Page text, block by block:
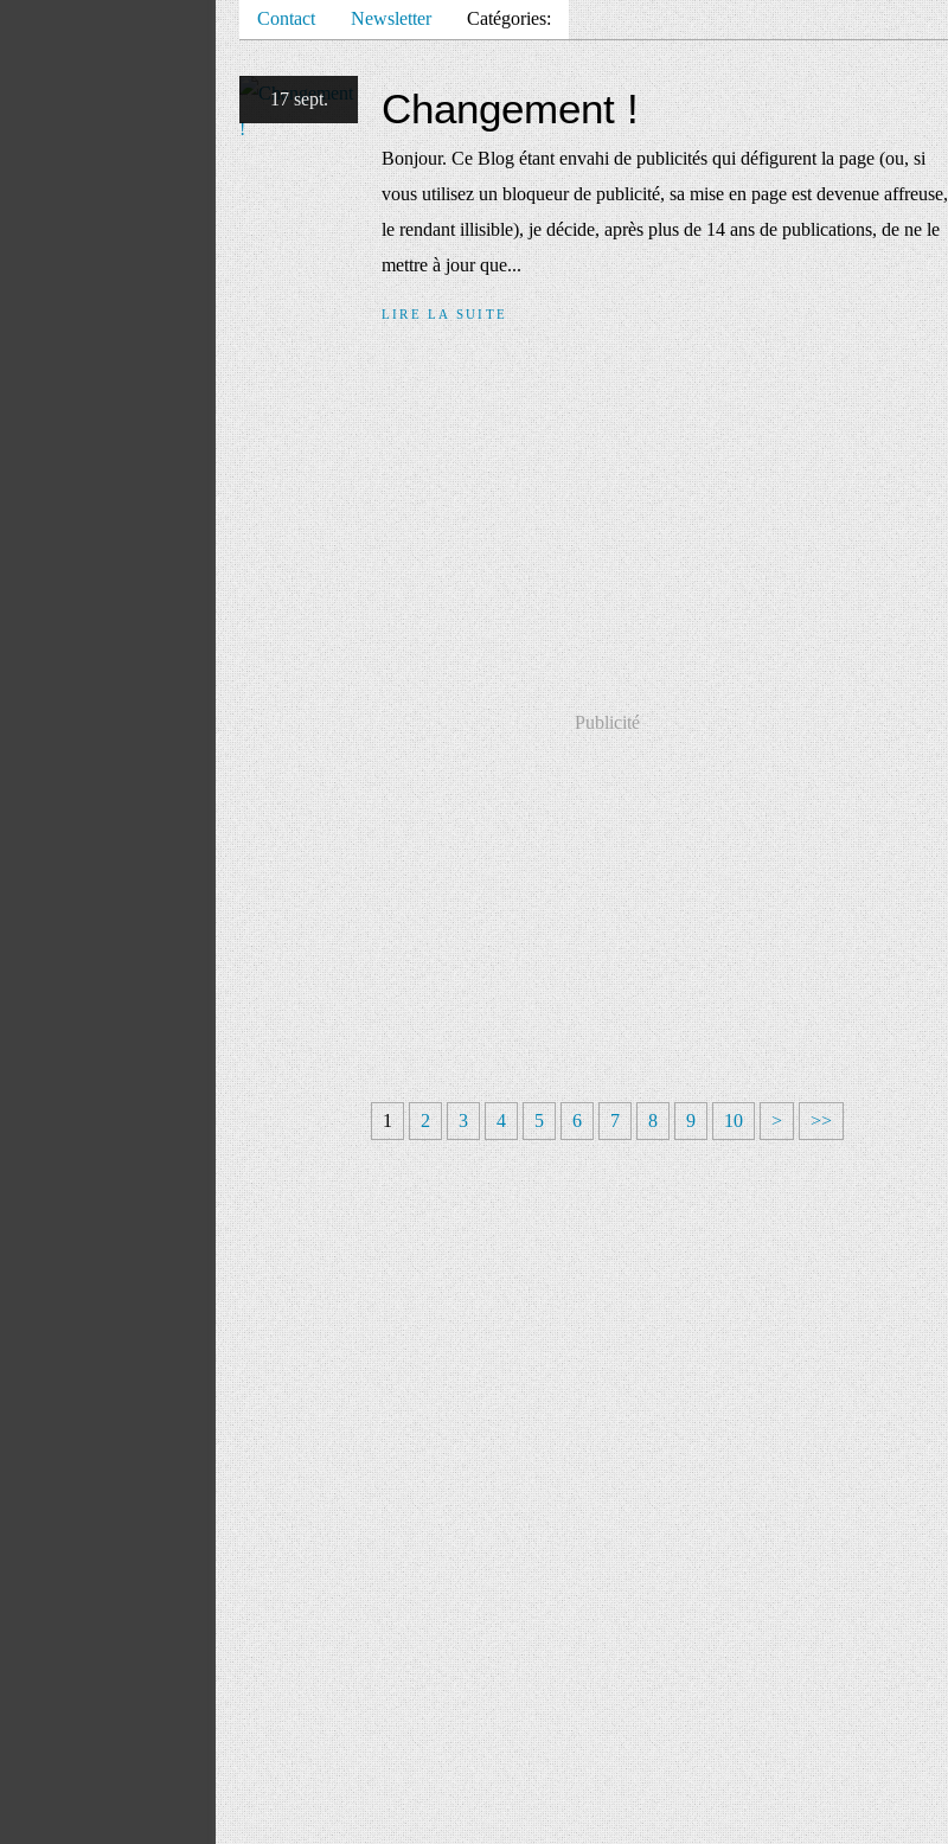
Contact Newsletter Catégories:
17 sept. Changement !
Bonjour. Ce Blog étant envahi de publicités qui défigurent la page (ou, si
vous utilisez un bloqueur de publicité, sa mise en page est devenue affreuse,
le rendant illisible), je décide, après plus de 14 ans de publications, de ne le
mettre à jour que...
LIRE LA SUITE
Publicité
1 2 3 4 5 6 7 8 9 10 > >>